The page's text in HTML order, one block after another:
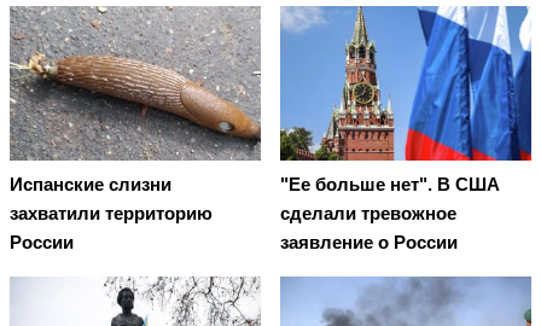
Испанские слизни
захватили территорию
России
"Ее больше нет". В США
сделали тревожное
заявление о России